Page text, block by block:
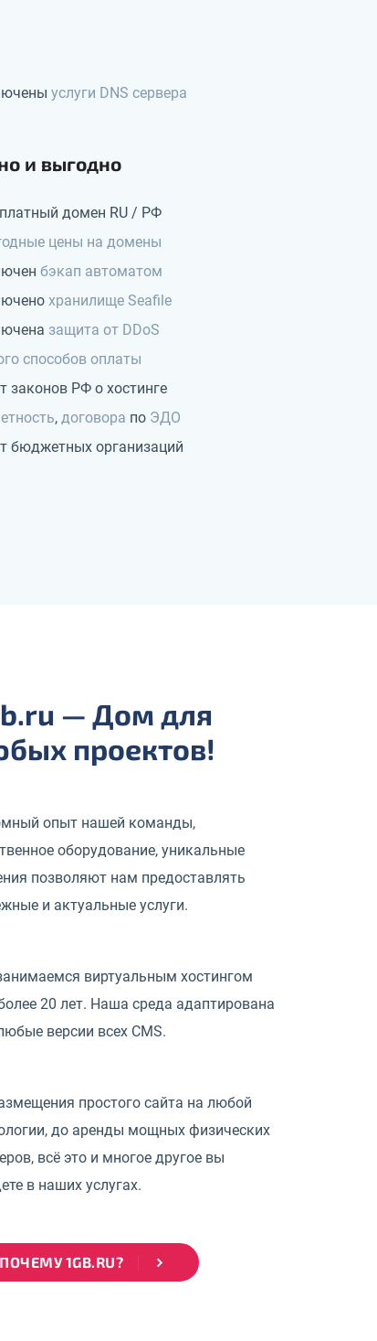
услуги DNS сервера
и выгодно
домен RU / РФ
цены на домены
бэкап автоматом
хранилище Seafile
защита от DDoS
способов оплаты
законов РФ о хостинге
,договора по ЭДО
бюджетных организаций
— Дом для
проектов!
опыт нашей команды,
оборудование, уникальные
позволяют нам предоставлять
и актуальные услуги.
виртуальным хостингом
20 лет. Наша среда адаптирована
версии всех CMS.
простого сайта на любой
до аренды мощных физических
всё это и многое другое вы
в наших услугах.
ПОЧЕМУ 1GB.RU?